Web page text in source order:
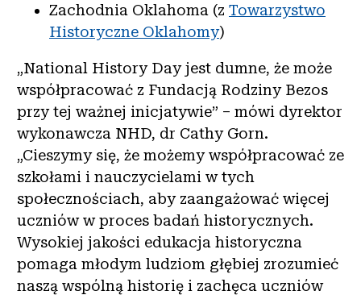
Zachodnia Oklahoma (z Towarzystwo
Historyczne Oklahomy)
„National History Day jest dumne, że może
współpracować z Fundacją Rodziny Bezos
przy tej ważnej inicjatywie” – mówi dyrektor
wykonawcza NHD, dr Cathy Gorn.
„Cieszymy się, że możemy współpracować ze
szkołami i nauczycielami w tych
społecznościach, aby zaangażować więcej
uczniów w proces badań historycznych.
Wysokiej jakości edukacja historyczna
pomaga młodym ludziom głębiej zrozumieć
naszą wspólną historię i zachęca uczniów